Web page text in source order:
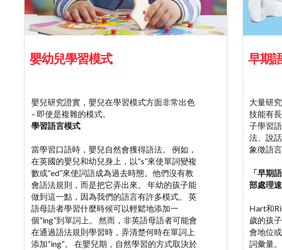
嬰幼兒學習模式
嬰兒研究證實，嬰兒在學習模式方面非常出色
– 即使是複雜的模式。
學習語言模式
當學習口語時，嬰兒自然會獲得語法。 例如，
在英國的嬰兒和幼兒身上，以“s”來使單詞變複
數或“ed”來使詞語成為過去時態。他們沒有教
會語法規則，而是把它弄出來。 年幼的孩子能
做到這一點，因為我們的語言有許多模式。 英
語母語者學習什麼時候可以輕鬆地添加一
個“ing”到單詞上。 然而，非英語母語者可能會
在通過語法規則學習時，弄清楚何時在單詞上
添加“ing”。 在嬰兒期，自然學習的方式取決於
早期
大量研
技能有
子學習
法、說
象徵語言
「早期
部處理速
Hart和
歲的孩
會地位
詞彙量。